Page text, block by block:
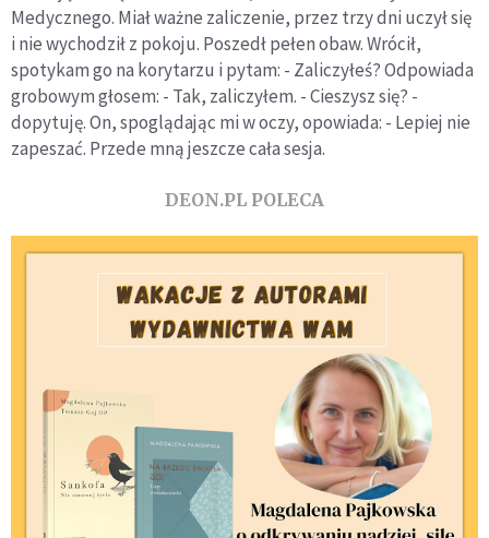
Medycznego. Miał ważne zaliczenie, przez trzy dni uczył się
i nie wychodził z pokoju. Poszedł pełen obaw. Wrócił,
spotykam go na korytarzu i pytam: - Zaliczyłeś? Odpowiada
grobowym głosem: - Tak, zaliczyłem. - Cieszysz się? -
dopytuję. On, spoglądając mi w oczy, opowiada: - Lepiej nie
zapeszać. Przede mną jeszcze cała sesja.
DEON.PL POLECA